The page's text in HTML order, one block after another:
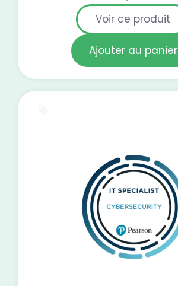
Voir ce produit
Ajouter au panier